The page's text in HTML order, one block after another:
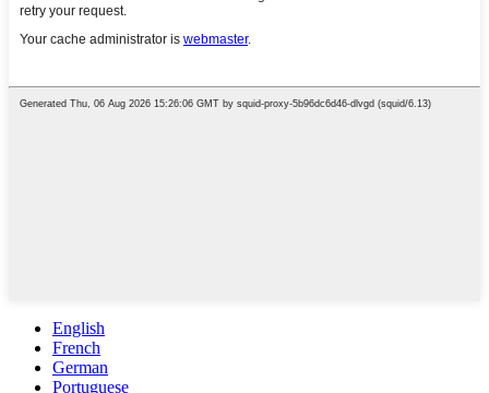
English
French
German
Portuguese